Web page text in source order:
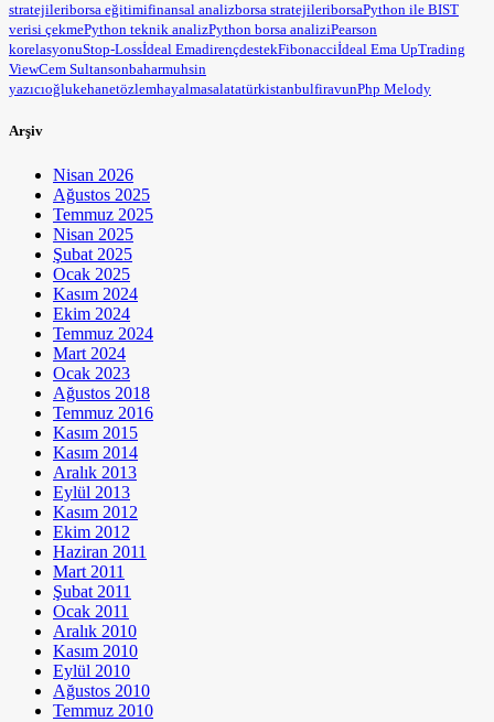
stratejileriborsa eğitimifinansal analizborsa stratejileriborsaPython ile BIST
verisi çekmePython teknik analizPython borsa analiziPearson
korelasyonuStop-Lossİdeal EmadirençdestekFibonacciİdeal Ema UpTrading
ViewCem Sultansonbaharmuhsin
yazıcıoğlukehanetözlemhayalmasalatatürkistanbulfiravunPhp Melody
Arşiv
Nisan 2026
Ağustos 2025
Temmuz 2025
Nisan 2025
Şubat 2025
Ocak 2025
Kasım 2024
Ekim 2024
Temmuz 2024
Mart 2024
Ocak 2023
Ağustos 2018
Temmuz 2016
Kasım 2015
Kasım 2014
Aralık 2013
Eylül 2013
Kasım 2012
Ekim 2012
Haziran 2011
Mart 2011
Şubat 2011
Ocak 2011
Aralık 2010
Kasım 2010
Eylül 2010
Ağustos 2010
Temmuz 2010